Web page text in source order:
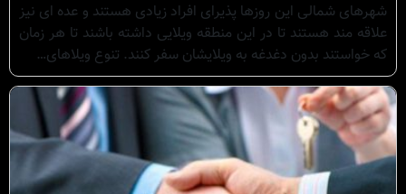
شهرهای شمالی این روزها پذیرای افراد زیادی هستند و عده ای نیز
علاقه مند هستند تا در این منطقه ویلایی داشته باشند تا هر زمان
که خواستند بدون دغدغه به ویلایشان سفر کنند. تنوع ویلاهای…